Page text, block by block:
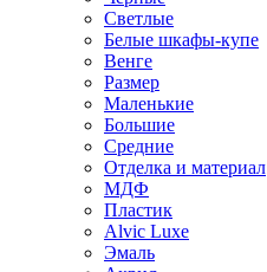
Светлые
Белые шкафы-купе
Венге
Размер
Маленькие
Большие
Средние
Отделка и материал
МДФ
Пластик
Alvic Luxe
Эмаль